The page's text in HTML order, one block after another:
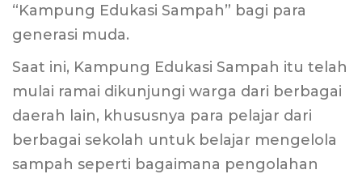
“Kampung Edukasi Sampah” bagi para
generasi muda.
Saat ini, Kampung Edukasi Sampah itu telah
mulai ramai dikunjungi warga dari berbagai
daerah lain, khususnya para pelajar dari
berbagai sekolah untuk belajar mengelola
sampah seperti bagaimana pengolahan